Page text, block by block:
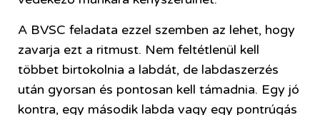
A BVSC feladata ezzel szemben az lehet, hogy
zavarja ezt a ritmust. Nem feltétlenül kell
többet birtokolnia a labdát, de labdaszerzés
után gyorsan és pontosan kell támadnia. Egy jó
kontra, egy második labda vagy egy pontrúgás